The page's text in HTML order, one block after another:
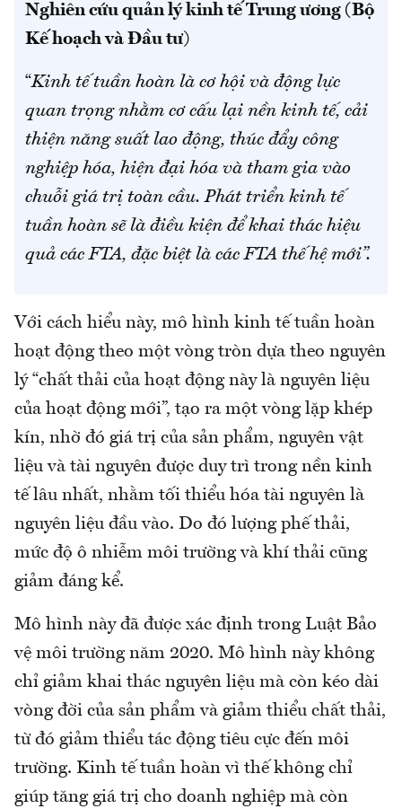
Nghiên cứu quản lý kinh tế Trung ương (Bộ
Kế hoạch và Đầu tư)
“Kinh tế tuần hoàn là cơ hội và động lực
quan trọng nhằm cơ cấu lại nền kinh tế, cải
thiện năng suất lao động, thúc đẩy công
nghiệp hóa, hiện đại hóa và tham gia vào
chuỗi giá trị toàn cầu. Phát triển kinh tế
tuần hoàn sẽ là điều kiện để khai thác hiệu
quả các FTA, đặc biệt là các FTA thế hệ mới”.
Với cách hiểu này, mô hình kinh tế tuần hoàn
hoạt động theo một vòng tròn dựa theo nguyên
lý “chất thải của hoạt động này là nguyên liệu
của hoạt động mới”, tạo ra một vòng lặp khép
kín, nhờ đó giá trị của sản phẩm, nguyên vật
liệu và tài nguyên được duy trì trong nền kinh
tế lâu nhất, nhằm tối thiểu hóa tài nguyên là
nguyên liệu đầu vào. Do đó lượng phế thải,
mức độ ô nhiễm môi trường và khí thải cũng
giảm đáng kể.
Mô hình này đã được xác định trong Luật Bảo
vệ môi trường năm 2020. Mô hình này không
chỉ giảm khai thác nguyên liệu mà còn kéo dài
vòng đời của sản phẩm và giảm thiểu chất thải,
từ đó giảm thiểu tác động tiêu cực đến môi
trường. Kinh tế tuần hoàn vì thế không chỉ
giúp tăng giá trị cho doanh nghiệp mà còn